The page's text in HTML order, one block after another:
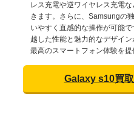
レス充電や逆ワイヤレス充電
きます。さらに、Samsungの
いやすく直感的な操作が可能で
越した性能と魅力的なデザイ
最高のスマートフォン体験を提
Galaxy s10買